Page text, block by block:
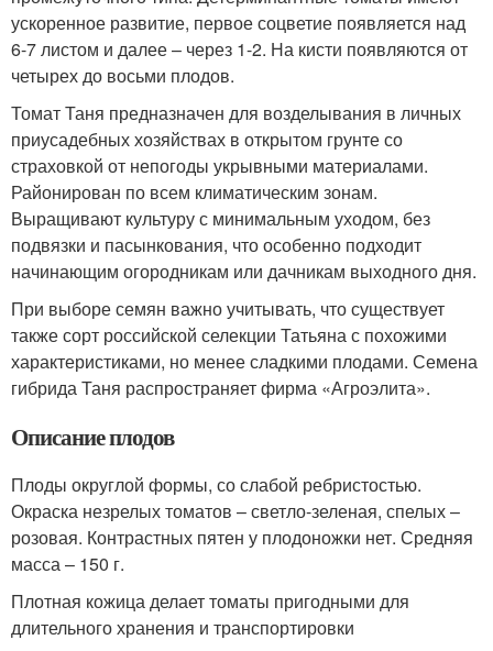
ускоренное развитие, первое соцветие появляется над
6-7 листом и далее – через 1-2. На кисти появляются от
четырех до восьми плодов.
Томат Таня предназначен для возделывания в личных
приусадебных хозяйствах в открытом грунте со
страховкой от непогоды укрывными материалами.
Районирован по всем климатическим зонам.
Выращивают культуру с минимальным уходом, без
подвязки и пасынкования, что особенно подходит
начинающим огородникам или дачникам выходного дня.
При выборе семян важно учитывать, что существует
также сорт российской селекции Татьяна с похожими
характеристиками, но менее сладкими плодами. Семена
гибрида Таня распространяет фирма «Агроэлита».
Описание плодов
Плоды округлой формы, со слабой ребристостью.
Окраска незрелых томатов – светло-зеленая, спелых –
розовая. Контрастных пятен у плодоножки нет. Средняя
масса – 150 г.
Плотная кожица делает томаты пригодными для
длительного хранения и транспортировки